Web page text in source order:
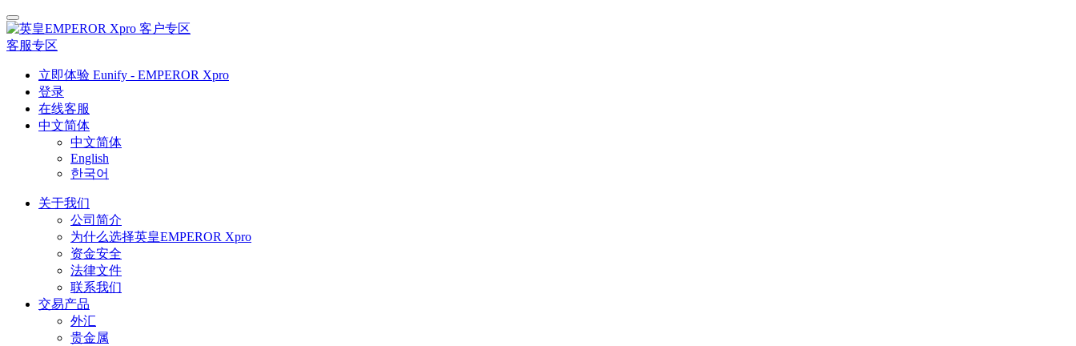
客户专区
客服专区
立即体验 Eunify - EMPEROR Xpro
登录
在线客服
中文简体
中文简体
English
한국어
关于我们
公司简介
为什么选择英皇EMPEROR Xpro
资金安全
法律文件
联系我们
交易产品
外汇
贵金属